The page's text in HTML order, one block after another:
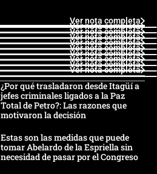
Ver nota completa
Ver nota completa
Ver nota completa
Ver nota completa
Ver nota completa
Ver nota completa
Ver nota completa
Ver nota completa
Ver nota completa
Ver nota completa
¿Por qué trasladaron desde Itagüí a
jefes criminales ligados a la Paz
Total de Petro?: Las razones que
motivaron la decisión
Estas son las medidas que puede
tomar Abelardo de la Espriella sin
necesidad de pasar por el Congreso